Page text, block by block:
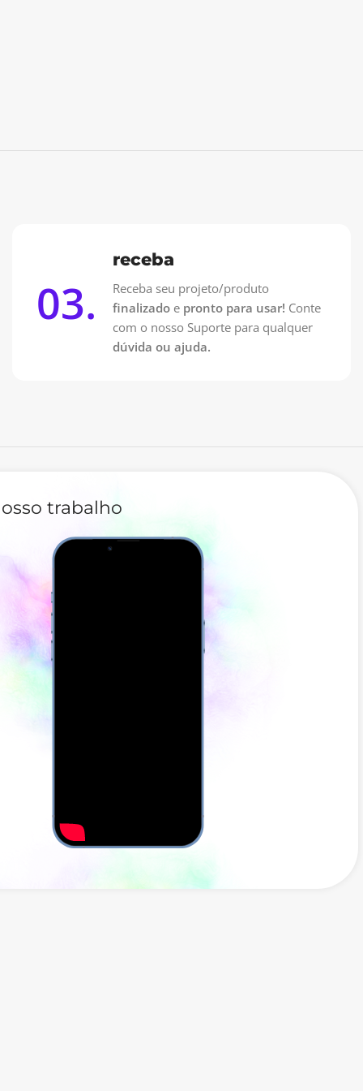
03.
receba
Receba seu projeto/produto
finalizadoe pronto para usar! Conte
com o nosso Suporte para qualquer
dúvida ou ajuda.
trabalho